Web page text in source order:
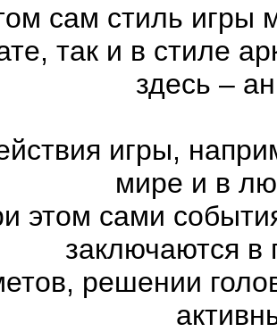
сам стиль игры
так и в стиле
здесь –
игры,
мире и в
этом сами
заключаются в
решении